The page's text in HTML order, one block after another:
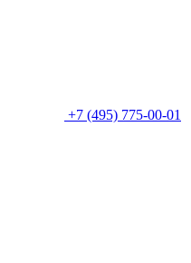
+7 (495) 775-00-01